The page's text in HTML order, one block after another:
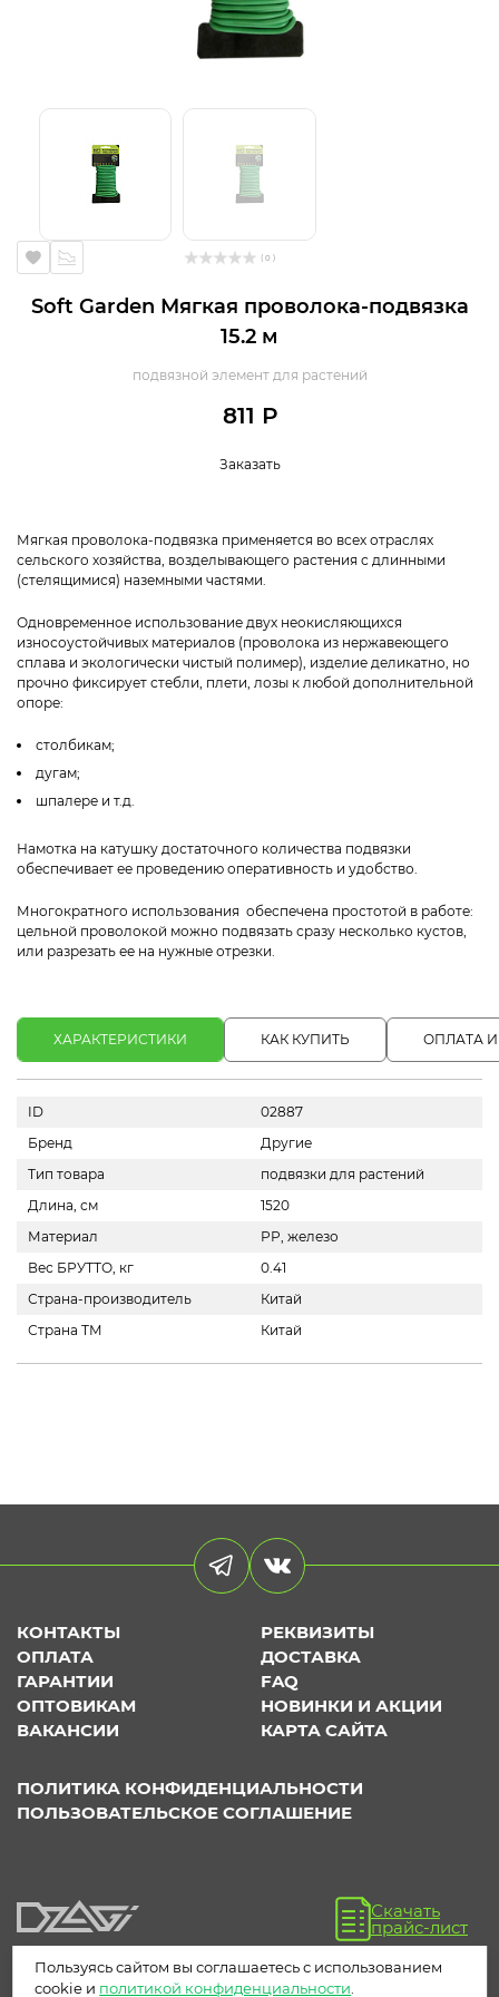
( 0 )
Soft Garden Мягкая проволока-подвязка
15.2 м
подвязной элемент для растений
811 Р
Заказать
Мягкая проволока-подвязка применяется во всех отраслях
сельского хозяйства, возделывающего растения с длинными
(стелящимися) наземными частями.
Одновременное использование двух неокисляющихся
износоустойчивых материалов (проволока из нержавеющего
сплава и экологически чистый полимер), изделие деликатно, но
прочно фиксирует стебли, плети, лозы к любой дополнительной
опоре:
столбикам;
дугам;
шпалере и т.д.
Намотка на катушку достаточного количества подвязки
обеспечивает ее проведению оперативность и удобство.
Многократного использования обеспечена простотой в работе:
цельной проволокой можно подвязать сразу несколько кустов,
или разрезать ее на нужные отрезки.
ХАРАКТЕРИСТИКИ КАК КУПИТЬ ОПЛАТА
ID
02887
Бренд
Другие
Тип товара
подвязки для растений
Длина, см
1520
Материал
РР, железо
Вес БРУТТО, кг
0.41
Страна-производитель
Китай
Страна ТМ
Китай
КОНТАКТЫ
РЕКВИЗИТЫ
ОПЛАТА
ДОСТАВКА
ГАРАНТИИ
FAQ
ОПТОВИКАМ
НОВИНКИ И АКЦИИ
ВАКАНСИИ
КАРТА САЙТА
ПОЛИТИКА КОНФИДЕНЦИАЛЬНОСТИ
ПОЛЬЗОВАТЕЛЬСКОЕ СОГЛАШЕНИЕ
Скачать
прайс-лист
Пользуясь сайтом вы соглашаетесь с использованием
cookie и политикой конфиденциальности